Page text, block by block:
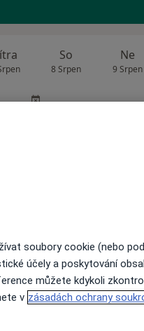
So
8 Srpen
Ne
9 Srpen
8 Srpen 9 Srpen
termínu není k
soubory cookie (nebo
účely a poskytování
můžete kdykoli
v zásadách ochrany